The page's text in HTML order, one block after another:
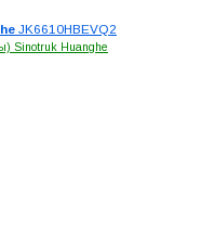
JK6610HBEVQ2
Sinotruk Huanghe